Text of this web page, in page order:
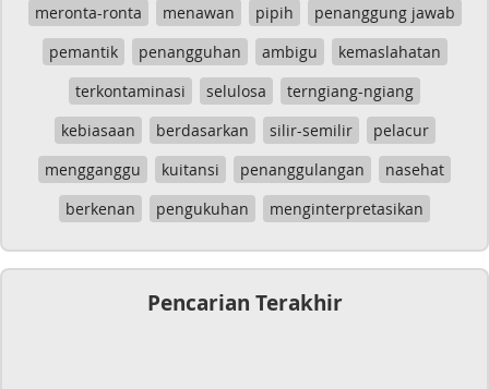
meronta-ronta
menawan pipih
penanggung jawab
pemantik
penangguhan ambigu
kemaslahatan
terkontaminasi
selulosa
terngiang-ngiang
kebiasaan
berdasarkan silir-semilir
pelacur
mengganggu
kuitansi penanggulangan
nasehat
berkenan
pengukuhan menginterpretasikan
Pencarian Terakhir